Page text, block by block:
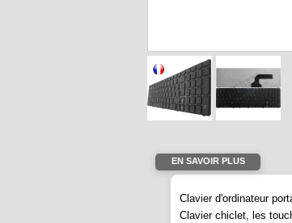
EN SAVOIR PLUS
Clavier d'ordinateur
Clavier chiclet, les